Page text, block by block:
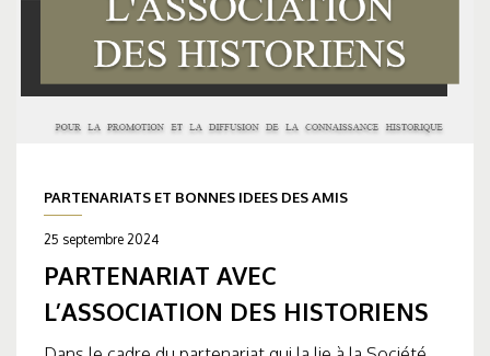
PARTENARIATS ET BONNES IDEES DES AMIS
25 septembre 2024
PARTENARIAT AVEC
L’ASSOCIATION DES HISTORIENS